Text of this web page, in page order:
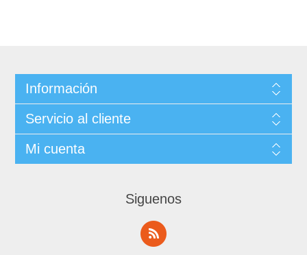
Información
Servicio al cliente
Mi cuenta
Siguenos